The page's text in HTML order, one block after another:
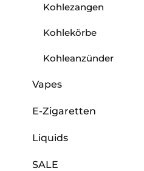
Kohlezangen
Kohlekörbe
Kohleanzünder
Vapes
E-Zigaretten
Liquids
SALE